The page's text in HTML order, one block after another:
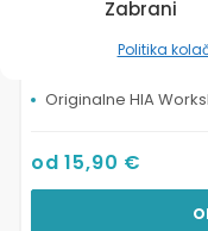
Zabrani
Politika
Slike Za Dječju
Safari Adventure®
Originalne HIA
od15,90 €